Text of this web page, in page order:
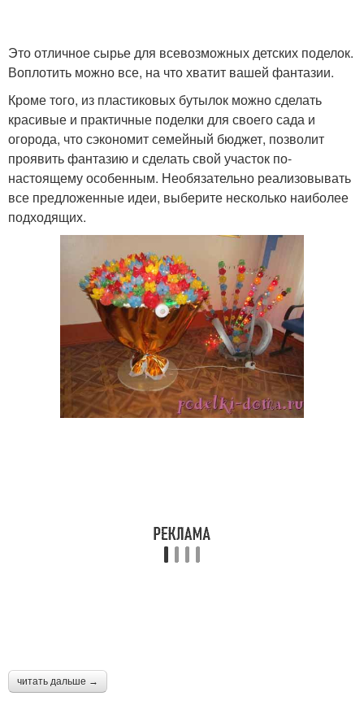
Поделка ко дню Поделки ко дню
Поделки для детей
Поделки из подручных
средств
Поделки из бумаги
Это отличное сырье для всевозможных детских поделок.
Воплотить можно все, на что хватит вашей фантазии.
Кроме того, из пластиковых бутылок можно сделать
красивые и практичные поделки для своего сада и
огорода, что сэкономит семейный бюджет, позволит
проявить фантазию и сделать свой участок по-
настоящему особенным. Необязательно реализовывать
все предложенные идеи, выберите несколько наиболее
подходящих.
читать дальше →